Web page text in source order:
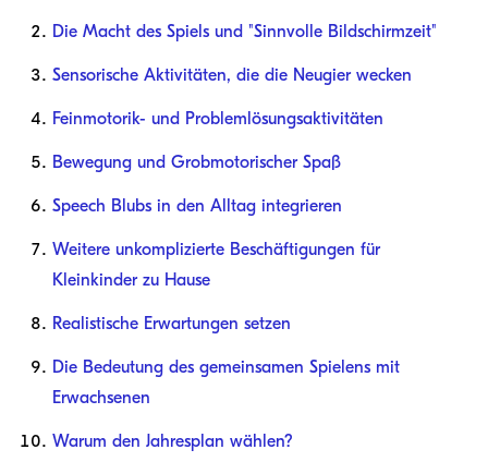
Die Macht des Spiels und "Sinnvolle Bildschirmzeit"
Sensorische Aktivitäten, die die Neugier wecken
Feinmotorik- und Problemlösungsaktivitäten
Bewegung und Grobmotorischer Spaß
Speech Blubs in den Alltag integrieren
Weitere unkomplizierte Beschäftigungen für
Kleinkinder zu Hause
Realistische Erwartungen setzen
Die Bedeutung des gemeinsamen Spielens mit
Erwachsenen
Warum den Jahresplan wählen?